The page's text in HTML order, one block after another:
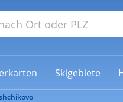
Skigebiete